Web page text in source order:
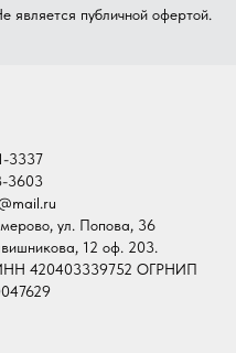
является публичной офертой.
3337
3603
ул. Попова, 36
12 оф. 203.
420403339752 ОГРНИП